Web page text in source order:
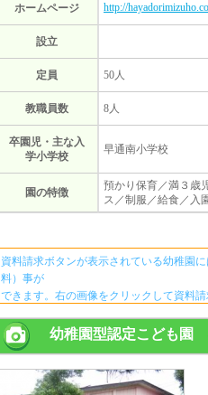
ホームページ http://
設立
定員 50人
教職員数 8人
卒園児・主な入
学小学校
早通南小学校
園の特徴
預かり保育／満３歳
ス／制服／給食／入
資料請求ボタンが表示されている幼稚園
料）事が
できます。右の画像をクリックして資料
幼稚園型認定こども園